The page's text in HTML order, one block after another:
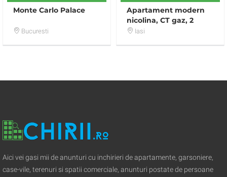
Monte Carlo Palace
Bucuresti
Apartament modern
nicolina, CT gaz, 2
camere, 56 mp utili
Iasi
Aici vei gasi mii de anunturi cu inchirieri de apartamente, garsoniere,
case-vile, terenuri si spatii comerciale, anunturi postate de persoane